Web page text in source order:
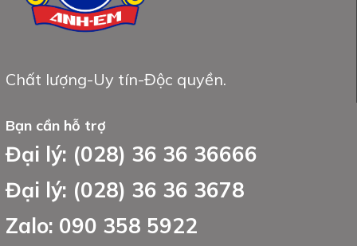
Chất lượng-Uy tín-Độc quyền.
Bạn cần hỗ trợ
Đại lý: (028) 36 36 36666
Đại lý: (028) 36 36 3678
Zalo: 090 358 5922